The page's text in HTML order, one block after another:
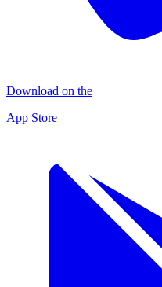
Download on the
App Store